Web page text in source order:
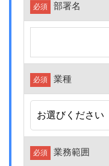
必須 部署名
必須 業種
必須 業務範囲